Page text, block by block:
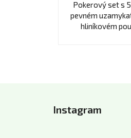
Pokerový set s
pevném
hliníkovém
Instagram